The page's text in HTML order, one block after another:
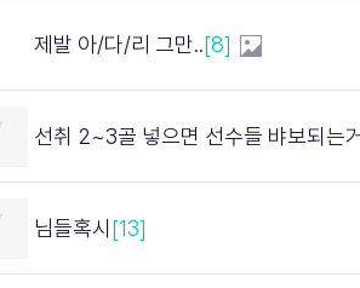
제발 아/다/리 그만..[8]
선취 2~3골 넣으면 선수들 뱌보되는거 보정증거아
님들혹시 [13]